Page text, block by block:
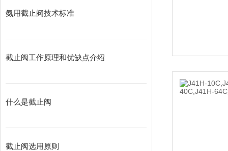
氨用截止阀技术标准
截止阀工作原理和优缺点介绍
什么是截止阀
截止阀选用原则